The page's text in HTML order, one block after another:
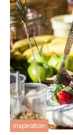
inspiration